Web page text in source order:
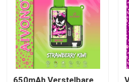
Het Beschikbare Vape
OEM Vape
Funky Vape
650mAh Verstelbare